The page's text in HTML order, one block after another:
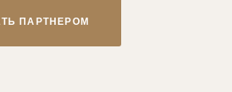
ПАРТНЕРОМ